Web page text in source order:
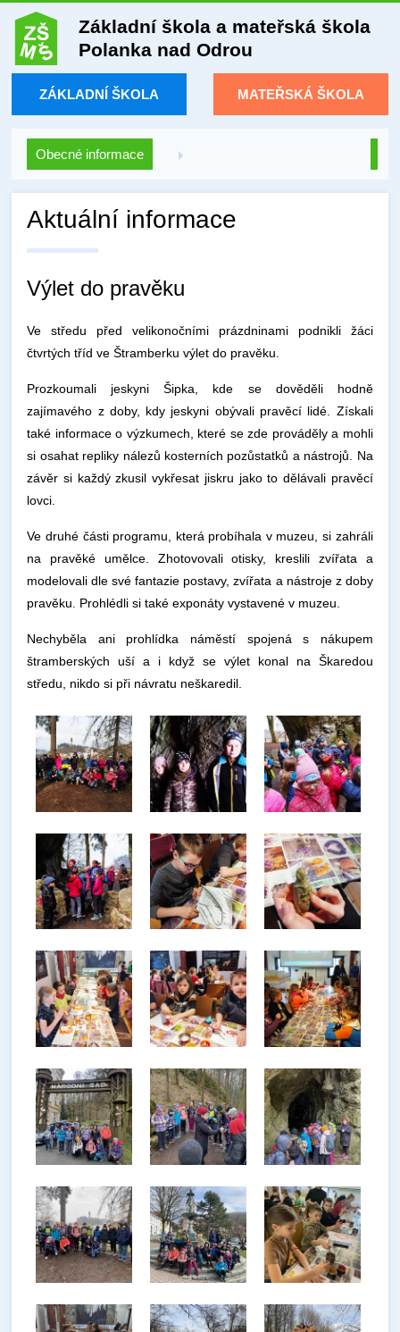
Základní škola a mateřská škola
Polanka nad Odrou
ZÁKLADNÍ ŠKOLA MATEŘSKÁ ŠKOLA
Obecné informace
Aktuální informace
Výlet do pravěku
Ve středu před velikonočními prázdninami podnikli žáci
čtvrtých tříd ve Štramberku výlet do pravěku.
Prozkoumali jeskyni Šipka, kde se dověděli hodně
zajímavého z doby, kdy jeskyni obývali pravěcí lidé. Získali
také informace o výzkumech, které se zde prováděly a mohli
si osahat repliky nálezů kosterních pozůstatků a nástrojů. Na
závěr si každý zkusil vykřesat jiskru jako to dělávali pravěcí
lovci.
Ve druhé části programu, která probíhala v muzeu, si zahráli
na pravěké umělce. Zhotovovali otisky, kreslili zvířata a
modelovali dle své fantazie postavy, zvířata a nástroje z doby
pravěku. Prohlédli si také exponáty vystavené v muzeu.
Nechyběla ani prohlídka náměstí spojená s nákupem
štramberských uší a i když se výlet konal na Škaredou
středu, nikdo si při návratu neškaredil.